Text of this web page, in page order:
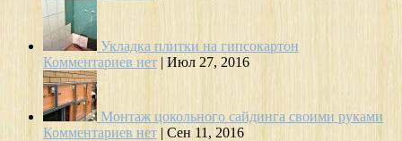
Укладка плитки на гипсокартон
Комментариев нет | Июл 27, 2016
Монтаж цокольного сайдинга своими руками
Комментариев нет | Сен 11, 2016